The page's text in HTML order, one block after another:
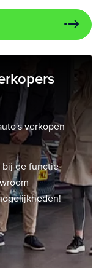
verkopen
bij de functie